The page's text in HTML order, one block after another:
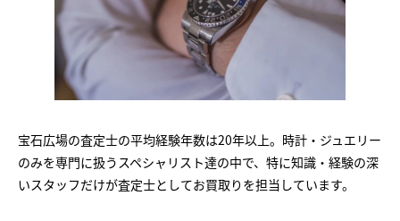
宝石広場の査定士の平均経験年数は20年以上。時計・ジュエリー
のみを専門に扱うスペシャリスト達の中で、特に知識・経験の深
いスタッフだけが査定士としてお買取りを担当しています。